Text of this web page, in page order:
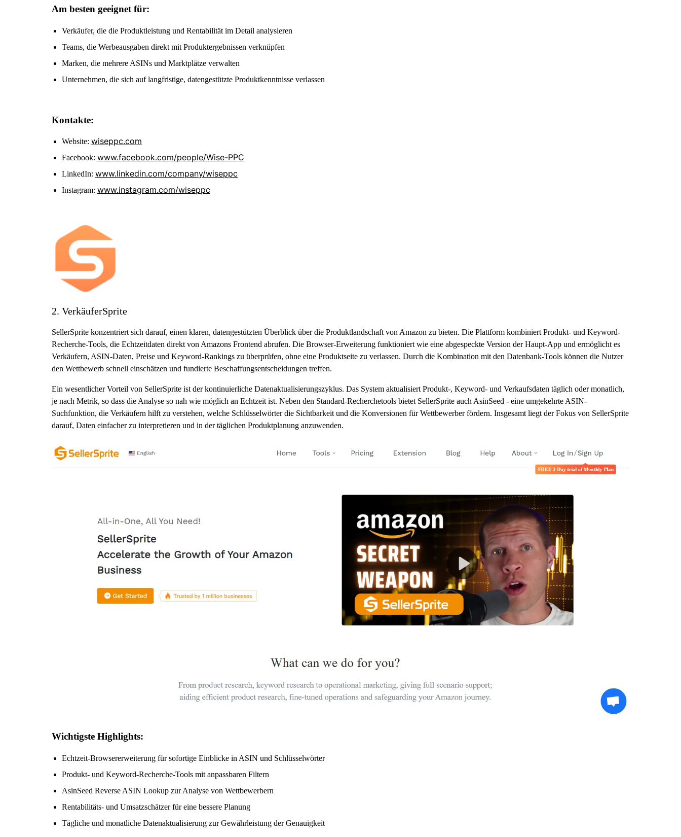
Am besten geeignet für:
Verkäufer, die die Produktleistung und Rentabilität im Detail analysieren
Teams, die Werbeausgaben direkt mit Produktergebnissen verknüpfen
Marken, die mehrere ASINs und Marktplätze verwalten
Unternehmen, die sich auf langfristige, datengestützte Produktkenntnisse verlassen
Kontakte:
Website: wiseppc.com
Facebook: www.facebook.com/people/Wise-PPC
LinkedIn: www.linkedin.com/company/wiseppc
Instagram: www.instagram.com/wiseppc
2. VerkäuferSprite
SellerSprite konzentriert sich darauf, einen klaren, datengestützten Überblick über die Produktlandschaft von Amazon zu bieten. Die Plattform kombiniert Produkt- und Keyword-
Recherche-Tools, die Echtzeitdaten direkt von Amazons Frontend abrufen. Die Browser-Erweiterung funktioniert wie eine abgespeckte Version der Haupt-App und ermöglicht es
Verkäufern, ASIN-Daten, Preise und Keyword-Rankings zu überprüfen, ohne eine Produktseite zu verlassen. Durch die Kombination mit den Datenbank-Tools können die Nutzer
den Wettbewerb schnell einschätzen und fundierte Beschaffungsentscheidungen treffen.
Ein wesentlicher Vorteil von SellerSprite ist der kontinuierliche Datenaktualisierungszyklus. Das System aktualisiert Produkt-, Keyword- und Verkaufsdaten täglich oder monatlich,
je nach Metrik, so dass die Analyse so nah wie möglich an Echtzeit ist. Neben den Standard-Recherchetools bietet SellerSprite auch AsinSeed - eine umgekehrte ASIN-
Suchfunktion, die Verkäufern hilft zu verstehen, welche Schlüsselwörter die Sichtbarkeit und die Konversionen für Wettbewerber fördern. Insgesamt liegt der Fokus von SellerSprite
darauf, Daten einfacher zu interpretieren und in der täglichen Produktplanung anzuwenden.
Wichtigste Highlights:
Echtzeit-Browsererweiterung für sofortige Einblicke in ASIN und Schlüsselwörter
Produkt- und Keyword-Recherche-Tools mit anpassbaren Filtern
AsinSeed Reverse ASIN Lookup zur Analyse von Wettbewerbern
Rentabilitäts- und Umsatzschätzer für eine bessere Planung
Tägliche und monatliche Datenaktualisierung zur Gewährleistung der Genauigkeit